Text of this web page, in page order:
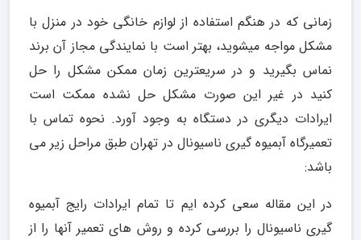
زمانی که در هنگم استفاده از لوازم خانگی خود در منزل با
مشکل مواجه میشوید، بهتر است با نمایندگی مجاز آن برند
نماس بگیرید و در سریعترین زمان ممکن مشکل را حل
کنید در غیر این صورت مشکل حل نشده ممکت است
ایرادات دیگری در دستگاه به وجود آورد. نحوه تماس با
تعمیرگاه آبمیوه گیری ناسیونال در تهران طبق مراحل زیر می
باشد:
در این مقاله سعی کرده ایم تا تمام ایرادات رایج آبمیوه
گیری ناسیونال را بررسی کرده و روش های تعمیر آنها را از